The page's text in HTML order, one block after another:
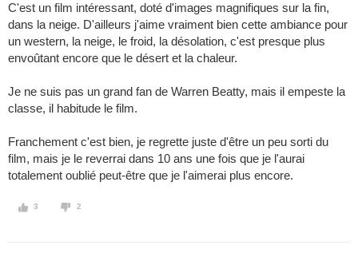
C'est un film intéressant, doté d'images magnifiques sur la fin,
dans la neige. D'ailleurs j'aime vraiment bien cette ambiance pour
un western, la neige, le froid, la désolation, c'est presque plus
envoûtant encore que le désert et la chaleur.
Je ne suis pas un grand fan de Warren Beatty, mais il empeste la
classe, il habitude le film.
Franchement c'est bien, je regrette juste d'être un peu sorti du
film, mais je le reverrai dans 10 ans une fois que je l'aurai
totalement oublié peut-être que je l'aimerai plus encore.
3 2